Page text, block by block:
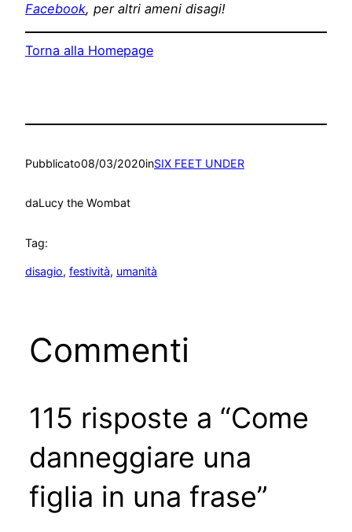
Facebook, per altri ameni disagi!
Torna alla Homepage
Pubblicato08/03/2020inSIX FEET UNDER
daLucy the Wombat
Tag:
disagio, festività, umanità
Commenti
115 risposte a “Come
danneggiare una
figlia in una frase”